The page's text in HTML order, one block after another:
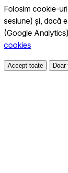
Folosim cookie-
sesiune) și, dacă
(Google
cookies
Accept toate